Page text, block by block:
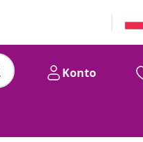
Konto
1,735 99